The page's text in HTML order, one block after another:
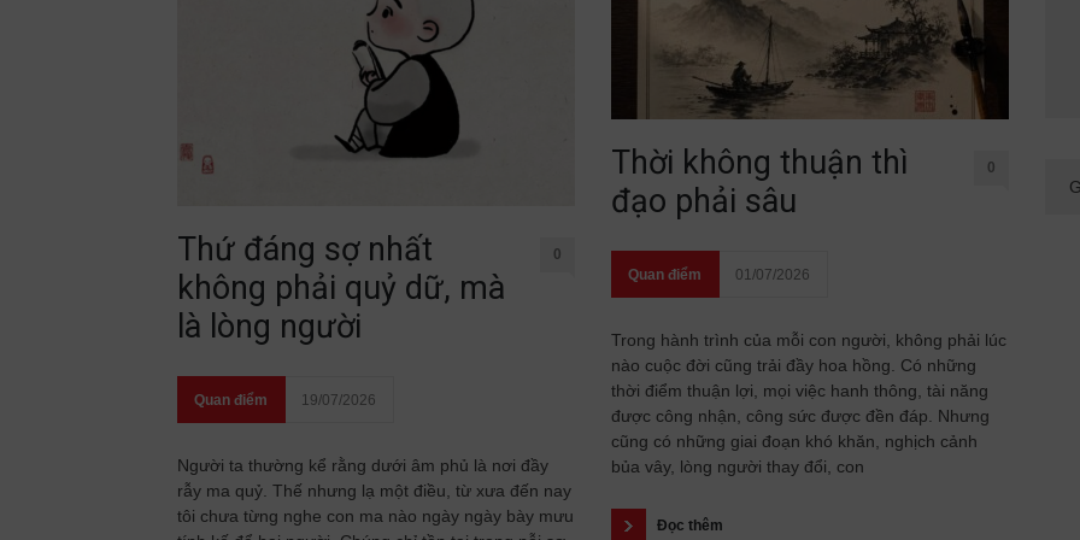
Thứ đáng sợ nhất
không phải quỷ dữ, mà
là lòng người
0
Quan điểm 19/07/2026
Người ta thường kể rằng dưới âm phủ là nơi đầy
rẫy ma quỷ. Thế nhưng lạ một điều, từ xưa đến nay
tôi chưa từng nghe con ma nào ngày ngày bày mưu
Thời không thuận thì
đạo phải sâu
0
Quan điểm 01/07/2026
Trong hành trình của mỗi con người, không phải lúc
nào cuộc đời cũng trải đầy hoa hồng. Có những
thời điểm thuận lợi, mọi việc hanh thông, tài năng
được công nhận, công sức được đền đáp. Nhưng
cũng có những giai đoạn khó khăn, nghịch cảnh
bủa vây, lòng người thay đổi, con
Đọc thêm